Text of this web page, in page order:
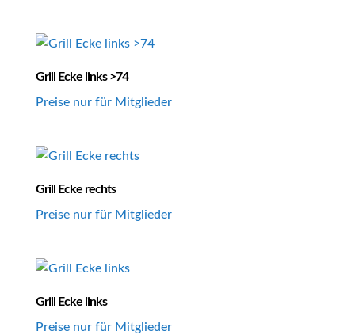
Grill Ecke links >74
Preise nur für Mitglieder
Grill Ecke rechts
Preise nur für Mitglieder
Grill Ecke links
Preise nur für Mitglieder